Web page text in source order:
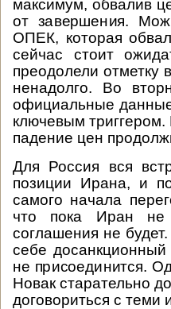
максимум, обвалив
от завершения.
ОПЕК, которая
сейчас стоит
преодолели отметку
ненадолго. Во
официальные
ключевым триггером.
падение цен
Для Россия вся
позиции Ирана, и
самого начала
что пока Иран не
соглашения не
себе
не присоединится.
Новак старательно
договориться с теми